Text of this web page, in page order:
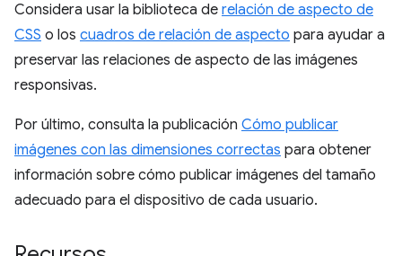
Considera usar la biblioteca de relación de aspecto de
CSS o los cuadros de relación de aspecto para ayudar a
preservar las relaciones de aspecto de las imágenes
responsivas.
Por último, consulta la publicación Cómo publicar
imágenes con las dimensiones correctas para obtener
información sobre cómo publicar imágenes del tamaño
adecuado para el dispositivo de cada usuario.